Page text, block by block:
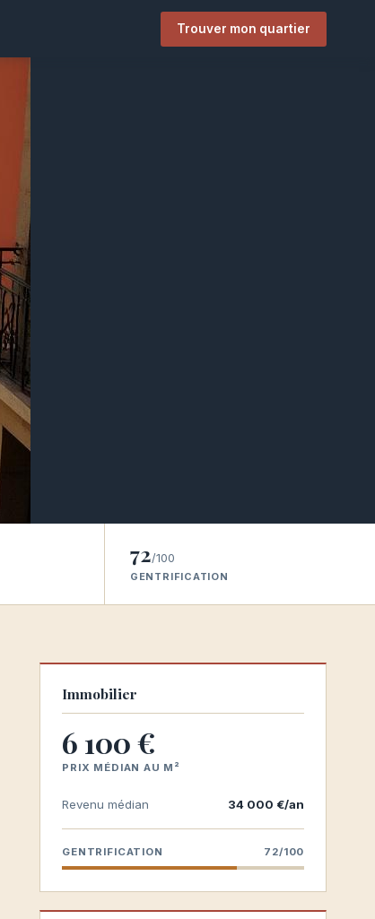
Trouver mon quartier
72/100
GENTRIFICATION
Immobilier
6 100 €
PRIX MÉDIAN AU M²
Revenu médian 34 000 €/an
GENTRIFICATION 72/100